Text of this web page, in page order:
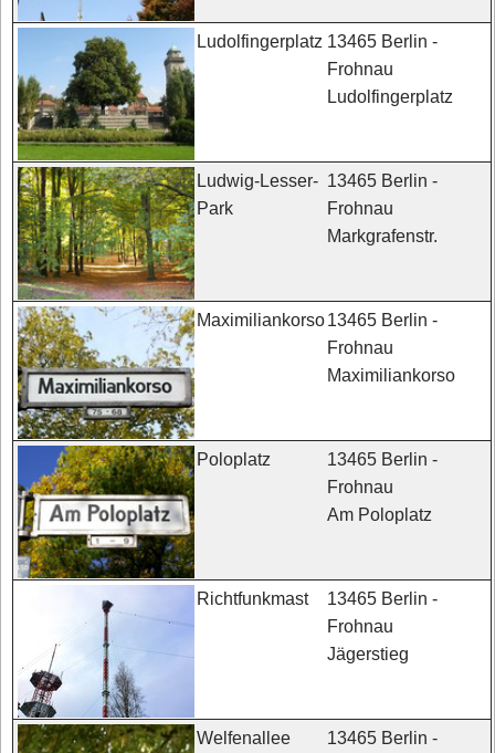
Ludolfingerplatz 13465 Berlin -
Frohnau
Ludolfingerplatz
Ludwig-Lesser-
Park
13465 Berlin -
Frohnau
Markgrafenstr.
Maximiliankorso13465 Berlin -
Frohnau
Maximiliankorso
Poloplatz
13465 Berlin -
Frohnau
Am Poloplatz
Richtfunkmast
13465 Berlin -
Frohnau
Jägerstieg
Welfenallee 13465 Berlin -